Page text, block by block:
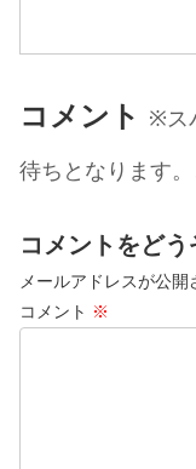
コメント ※ス
待ちとなります
コメントをどう
メールアドレスが公開
コメント ※